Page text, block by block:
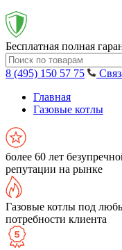
Бесплатная полная
8 (495) 150 57 75
Главная
Газовые котлы
более 60 лет
репутации на рынке
Газовые котлы под
потребности клиента